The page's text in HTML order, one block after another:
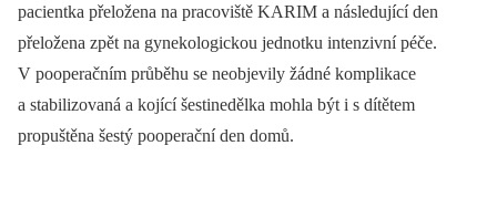
pacientka přeložena na pracoviště KARIM a následující den
přeložena zpět na gynekologickou jednotku intenzivní péče.
V pooperačním průběhu se neobjevily žádné komplikace
a stabilizovaná a kojící šestinedělka mohla být i s dítětem
propuštěna šestý pooperační den domů.